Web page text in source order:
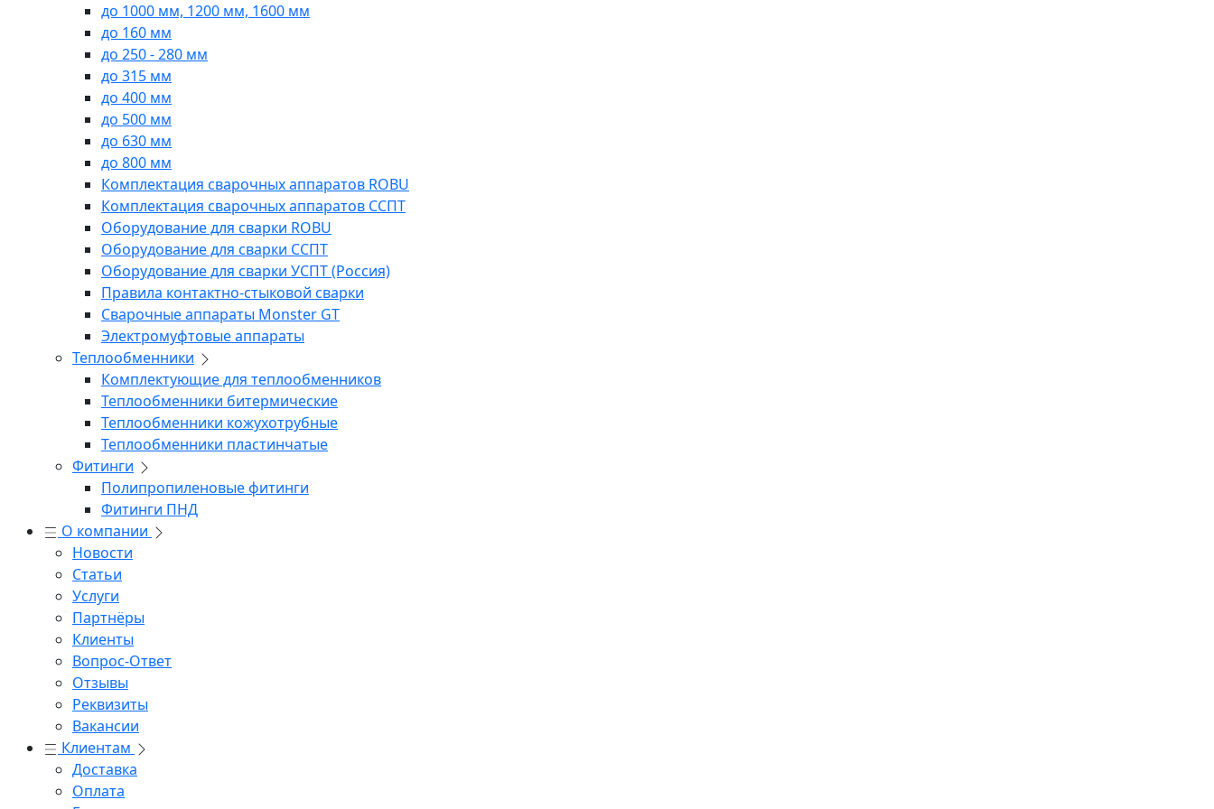
до 1000 мм, 1200 мм, 1600 мм
до 160 мм
до 250 - 280 мм
до 315 мм
до 400 мм
до 500 мм
до 630 мм
до 800 мм
Комплектация сварочных аппаратов ROBU
Комплектация сварочных аппаратов ССПТ
Оборудование для сварки ROBU
Оборудование для сварки ССПТ
Оборудование для сварки УСПТ (Россия)
Правила контактно-стыковой сварки
Сварочные аппараты Monster GT
Электромуфтовые аппараты
Теплообменники
Комплектующие для теплообменников
Теплообменники битермические
Теплообменники кожухотрубные
Теплообменники пластинчатые
Фитинги
Полипропиленовые фитинги
Фитинги ПНД
О компании
Новости
Статьи
Услуги
Партнёры
Клиенты
Вопрос-Ответ
Отзывы
Реквизиты
Вакансии
Клиентам
Доставка
Оплата